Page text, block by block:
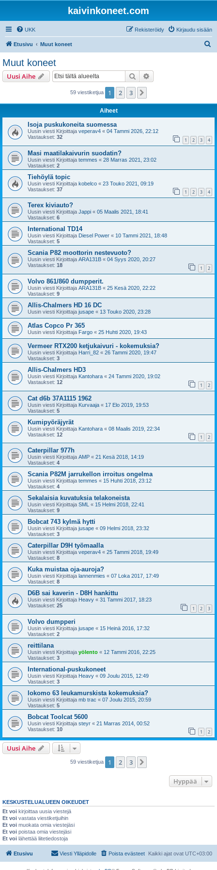
kaivinkoneet.com
UKK Kirjaudu sisään
Rekisteröidy
Etusivu Muut koneet
Muut koneet
Uusi Aihe Etsi
59 viestiketjua 1 2 3
Aiheet
Isoja puskukoneita suomessa
Uusin viesti Kirjoittaja veperav4 « 04 Tammi 2026, 22:12
Vastaukset: 32 1 2 3 4
Masi maatilakaivurin suodatin?
Uusin viesti Kirjoittaja temmes « 28 Marras 2021, 23:02
Vastaukset: 2
Tiehöylä topic
Uusin viesti Kirjoittaja kobelco « 23 Touko 2021, 09:19
Vastaukset: 37 1 2 3 4
Terex kiviauto?
Uusin viesti Kirjoittaja Jappi « 05 Maalis 2021, 18:41
Vastaukset: 6
International TD14
Uusin viesti Kirjoittaja Diesel Power « 10 Tammi 2021, 18:48
Vastaukset: 5
Scania P82 moottorin nestevuoto?
Uusin viesti Kirjoittaja ARA131B « 04 Syys 2020, 20:27
Vastaukset: 18 1 2
Volvo 861/860 dumpperit.
Uusin viesti Kirjoittaja ARA131B « 25 Kesä 2020, 22:22
Vastaukset: 9
Allis-Chalmers HD 16 DC
Uusin viesti Kirjoittaja jusape « 13 Touko 2020, 23:28
Atlas Copco Pr 365
Uusin viesti Kirjoittaja Fargo « 25 Huhti 2020, 19:43
Vermeer RTX200 ketjukaivuri - kokemuksia?
Uusin viesti Kirjoittaja Harri_82 « 26 Tammi 2020, 19:47
Vastaukset: 3
Allis-Chalmers HD3
Uusin viesti Kirjoittaja Kantohara « 24 Tammi 2020, 19:02
Vastaukset: 12 1 2
Cat d6b 37A1115 1962
Uusin viesti Kirjoittaja Kurvaaja « 17 Elo 2019, 19:53
Vastaukset: 5
Kumipyöräjyrät
Uusin viesti Kirjoittaja Kantohara « 08 Maalis 2019, 22:34
Vastaukset: 12 1 2
Caterpillar 977h
Uusin viesti Kirjoittaja AMP « 21 Kesä 2018, 14:19
Vastaukset: 4
Scania P82M jarrukellon irroitus ongelma
Uusin viesti Kirjoittaja temmes « 15 Huhti 2018, 23:12
Vastaukset: 4
Sekalaisia kuvatuksia telakoneista
Uusin viesti Kirjoittaja SML « 15 Helmi 2018, 22:41
Vastaukset: 9
Bobcat 743 kylmä hytti
Uusin viesti Kirjoittaja jusape « 09 Helmi 2018, 23:32
Vastaukset: 3
Caterpillar D9H työmaalla
Uusin viesti Kirjoittaja veperav4 « 25 Tammi 2018, 19:49
Vastaukset: 8
Kuka muistaa oja-auroja?
Uusin viesti Kirjoittaja lannenmies « 07 Loka 2017, 17:49
Vastaukset: 8
D6B sai kaverin - D8H hankittu
Uusin viesti Kirjoittaja Heavy « 31 Tammi 2017, 18:23
Vastaukset: 25 1 2 3
Volvo dumpperi
Uusin viesti Kirjoittaja jusape « 15 Heinä 2016, 17:32
Vastaukset: 2
reittilana
Uusin viesti Kirjoittaja yölento « 12 Tammi 2016, 22:25
Vastaukset: 3
International-puskukoneet
Uusin viesti Kirjoittaja Heavy « 09 Joulu 2015, 12:49
Vastaukset: 3
lokomo 63 leukamurskista kokemuksia?
Uusin viesti Kirjoittaja mb trac « 07 Joulu 2015, 20:59
Vastaukset: 5
Bobcat Toolcat 5600
Uusin viesti Kirjoittaja steyr « 21 Marras 2014, 00:52
Vastaukset: 10 1 2
Uusi Aihe
59 viestiketjua 1 2 3
Hyppää
KESKUSTELUALUEEN OIKEUDET
Et voi kirjoittaa uusia viestejä
Et voi vastata viestiketjuihin
Et voi muokata omia viestejäsi
Et voi poistaa omia viestejäsi
Et voi lähettää liitetiedostoja
Etusivu Kaikki ajat ovat UTC+03:00
Poista evästeet
Viesti Ylläpidolle